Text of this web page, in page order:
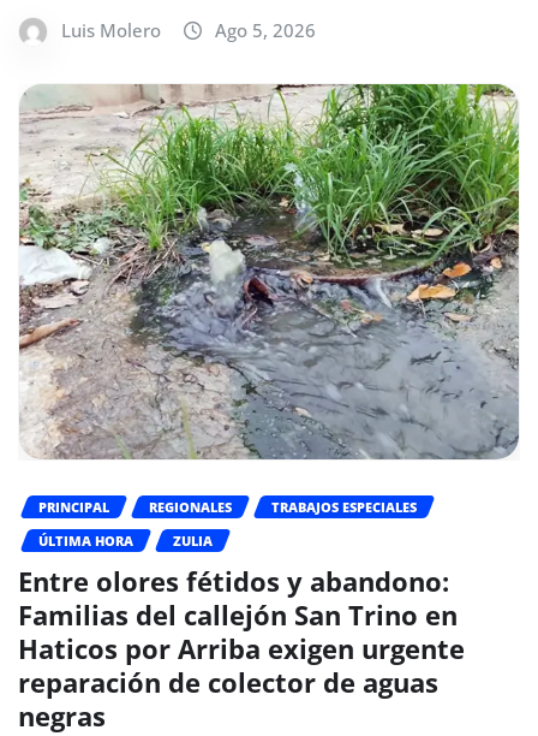
Luis Molero Ago 5, 2026
PRINCIPAL REGIONALES
TRABAJOS ESPECIALES
ÚLTIMA HORA
ZULIA
Entre olores fétidos y abandono:
Familias del callejón San Trino en
Haticos por Arriba exigen urgente
reparación de colector de aguas
negras